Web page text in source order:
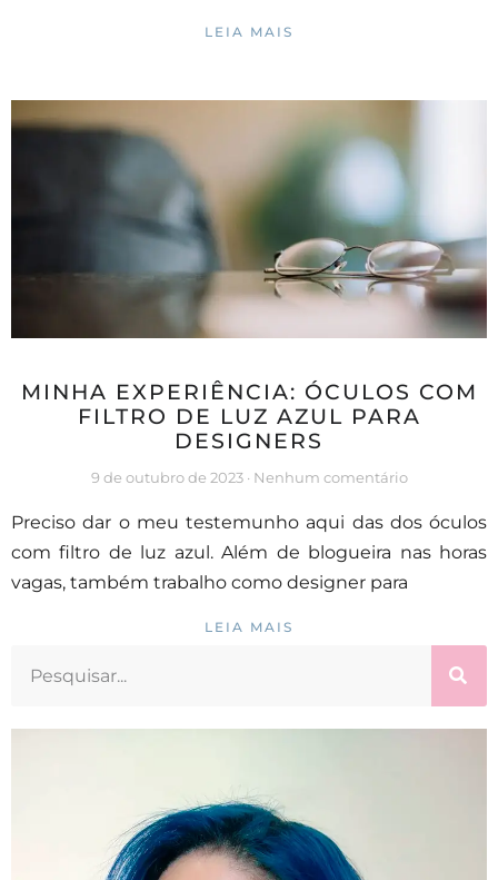
LEIA MAIS
MINHA EXPERIÊNCIA: ÓCULOS COM
FILTRO DE LUZ AZUL PARA
DESIGNERS
9 de outubro de 2023 Nenhum comentário
Preciso dar o meu testemunho aqui das dos óculos
com filtro de luz azul. Além de blogueira nas horas
vagas, também trabalho como designer para
LEIA MAIS